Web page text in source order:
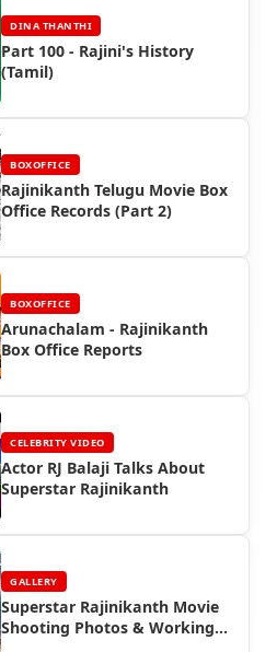
DINA THANTHI
Part 100 - Rajini's History
(Tamil)
BOXOFFICE
Rajinikanth Telugu Movie Box
Office Records (Part 2)
BOXOFFICE
Arunachalam - Rajinikanth
Box Office Reports
CELEBRITY VIDEO
Actor RJ Balaji Talks About
Superstar Rajinikanth
GALLERY
Superstar Rajinikanth Movie
Shooting Photos & Working